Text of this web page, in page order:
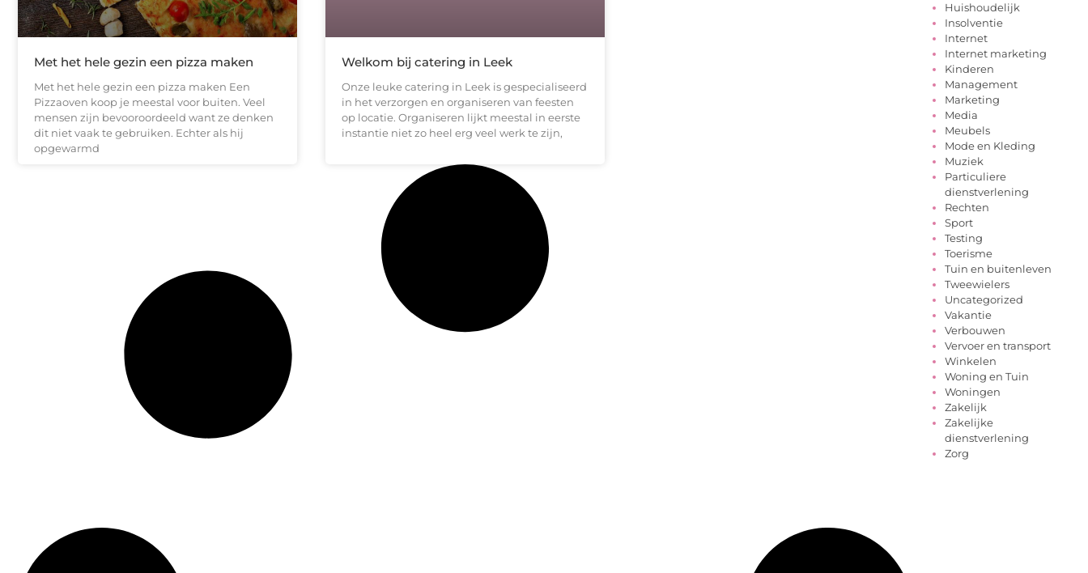
Met het hele gezin een pizza maken
Met het hele gezin een pizza maken Een
Pizzaoven koop je meestal voor buiten. Veel
mensen zijn bevooroordeeld want ze denken
dit niet vaak te gebruiken. Echter als hij
opgewarmd
Welkom bij catering in Leek
Onze leuke catering in Leek is gespecialiseerd
in het verzorgen en organiseren van feesten
op locatie. Organiseren lijkt meestal in eerste
instantie niet zo heel erg veel werk te zijn,
Huishoudelijk
Insolventie
Internet
Internet marketing
Kinderen
Management
Marketing
Media
Meubels
Mode en Kleding
Muziek
Particuliere
dienstverlening
Rechten
Sport
Testing
Toerisme
Tuin en buitenleven
Tweewielers
Uncategorized
Vakantie
Verbouwen
Vervoer en transport
Winkelen
Woning en Tuin
Woningen
Zakelijk
Zakelijke
dienstverlening
Zorg